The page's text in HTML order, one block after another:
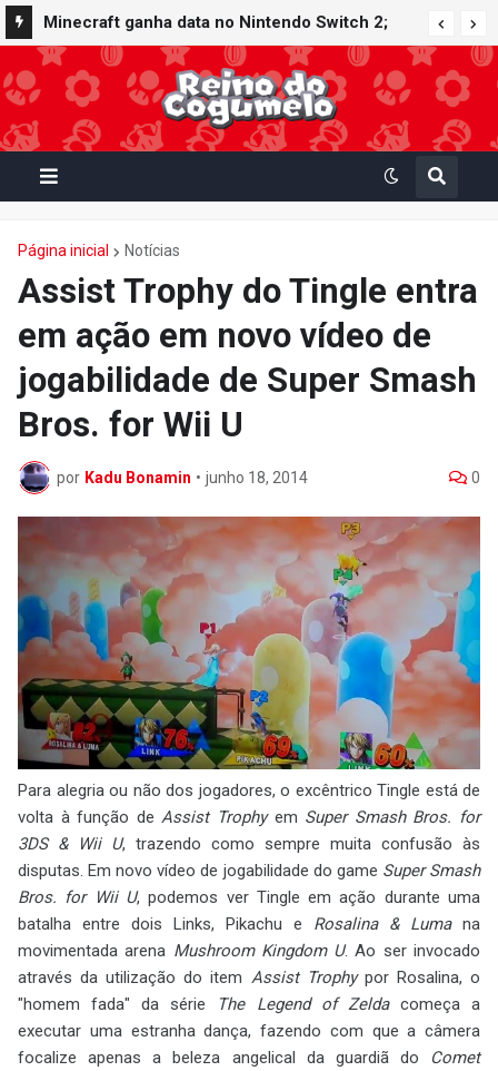
Minecraft ganha data no Nintendo Switch 2;
Super Mario Mash-Up receberá atualização
gráfica exclusiva
Página inicial Notícias
Assist Trophy do Tingle entra
em ação em novo vídeo de
jogabilidade de Super Smash
Bros. for Wii U
por Kadu Bonamin • junho 18, 2014 0
Para alegria ou não dos jogadores, o excêntrico Tingle está de
volta à função deAssist Trophyem Super Smash Bros. for
3DS & Wii U, trazendo como sempre muita confusão às
disputas. Em novo vídeo de jogabilidade do game Super Smash
Bros. for Wii U, podemos ver Tingle em ação durante uma
batalha entre dois Links, Pikachu e Rosalina & Lumana
movimentada arena Mushroom Kingdom U. Ao ser invocado
através da utilização do item Assist Trophypor Rosalina, o
"homem fada" da série
The Legend of Zeldacomeça a
executar uma estranha dança, fazendo com que a câmera
focalize apenas a beleza angelical da guardiã do
Comet